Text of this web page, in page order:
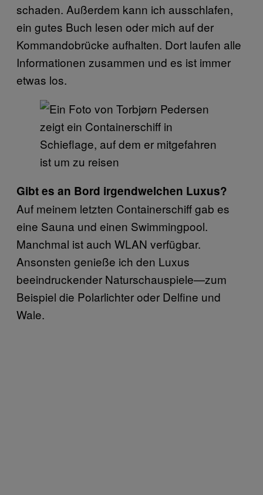
schaden. Außerdem kann ich ausschlafen,
ein gutes Buch lesen oder mich auf der
Kommandobrücke aufhalten. Dort laufen alle
Informationen zusammen und es ist immer
etwas los.
Gibt es an Bord irgendwelchen Luxus?
Auf meinem letzten Containerschiff gab es
eine Sauna und einen Swimmingpool.
Manchmal ist auch WLAN verfügbar.
Ansonsten genieße ich den Luxus
beeindruckender Naturschauspiele—zum
Beispiel die Polarlichter oder Delfine und
Wale.